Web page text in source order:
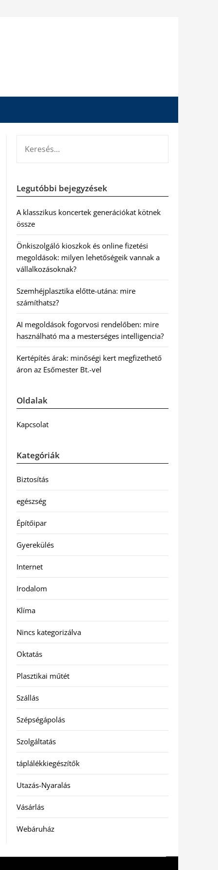
Legutóbbi bejegyzések
A klasszikus koncertek generációkat kötnek
össze
Önkiszolgáló kioszkok és online fizetési
megoldások: milyen lehetőségeik vannak a
vállalkozásoknak?
Szemhéjplasztika előtte-utána: mire
számíthatsz?
AI megoldások fogorvosi rendelőben: mire
használható ma a mesterséges intelligencia?
Kertépítés árak: minőségi kert megfizethető
áron az Esőmester Bt.-vel
Oldalak
Kapcsolat
Kategóriák
Biztosítás
egészség
Építőipar
Gyerekülés
Internet
Irodalom
Klíma
Nincs kategorizálva
Oktatás
Plasztikai műtét
Szállás
Szépségápolás
Szolgáltatás
táplálékkiegészítők
Utazás-Nyaralás
Vásárlás
Webáruház